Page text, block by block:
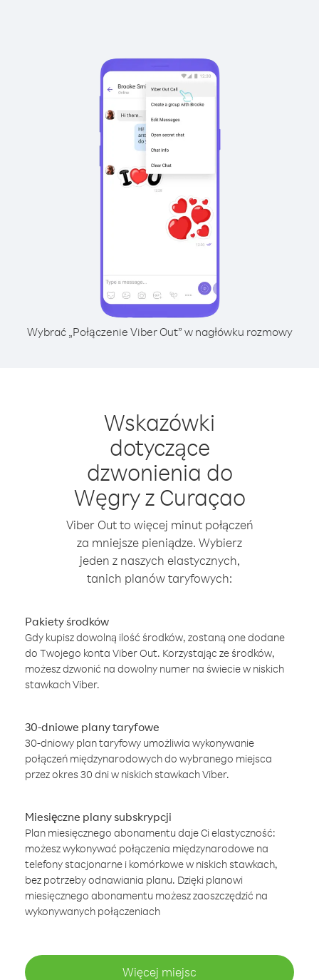
Wybrać „Połączenie Viber Out” w nagłówku rozmowy
Wskazówki
dotyczące
dzwonienia do
Węgry z Curaçao
Viber Out to więcej minut połączeń
za mniejsze pieniądze. Wybierz
jeden z naszych elastycznych,
tanich planów taryfowych:
Pakiety środków
Gdy kupisz dowolną ilość środków, zostaną one dodane
do Twojego konta Viber Out. Korzystając ze środków,
możesz dzwonić na dowolny numer na świecie w niskich
stawkach Viber.
30-dniowe plany taryfowe
30-dniowy plan taryfowy umożliwia wykonywanie
połączeń międzynarodowych do wybranego miejsca
przez okres 30 dni w niskich stawkach Viber.
Miesięczne plany subskrypcji
Plan miesięcznego abonamentu daje Ci elastyczność:
możesz wykonywać połączenia międzynarodowe na
telefony stacjonarne i komórkowe w niskich stawkach,
bez potrzeby odnawiania planu. Dzięki planowi
miesięcznego abonamentu możesz zaoszczędzić na
wykonywanych połączeniach
Więcej miejsc